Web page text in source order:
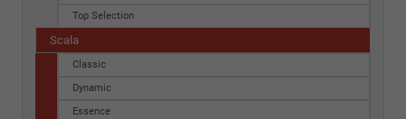
Top Selection
Scala
Classic
Dynamic
Essence